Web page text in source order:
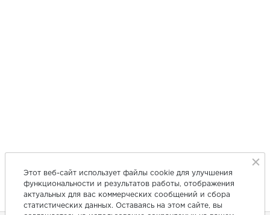
Этот веб-сайт использует файлы cookie для улучшения
функциональности и результатов работы, отображения
актуальных для вас коммерческих сообщений и сбора
статистических данных. Оставаясь на этом сайте, вы